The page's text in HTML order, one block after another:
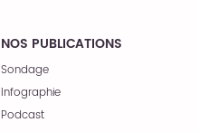
NOS PUBLICATIONS
Sondage
Infographie
Podcast